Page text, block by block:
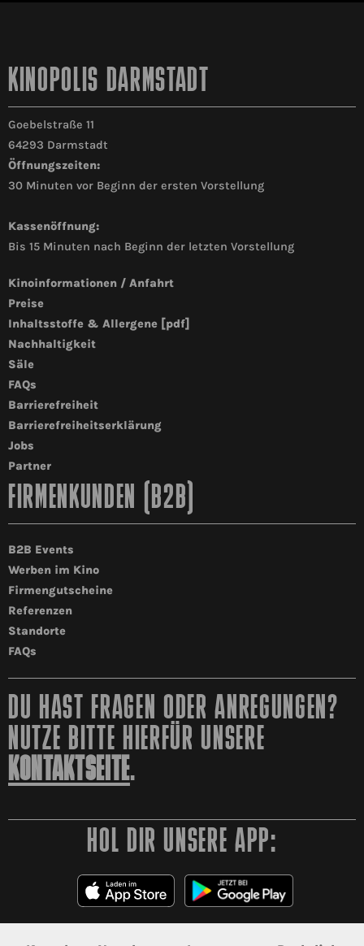
KINOPOLIS DARMSTADT
Goebelstraße 11
64293 Darmstadt
Öffnungszeiten:
30 Minuten vor Beginn der ersten Vorstellung
Kassenöffnung:
Bis 15 Minuten nach Beginn der letzten Vorstellung
Kinoinformationen / Anfahrt
Preise
Inhaltsstoffe & Allergene [pdf]
Nachhaltigkeit
Säle
FAQs
Barrierefreiheit
Barrierefreiheitserklärung
Jobs
Partner
FIRMENKUNDEN (B2B)
B2B Events
Werben im Kino
Firmengutscheine
Referenzen
Standorte
FAQs
DU HAST FRAGEN ODER ANREGUNGEN?
NUTZE BITTE HIERFÜR UNSERE
KONTAKTSEITE.
HOL DIR UNSERE APP: